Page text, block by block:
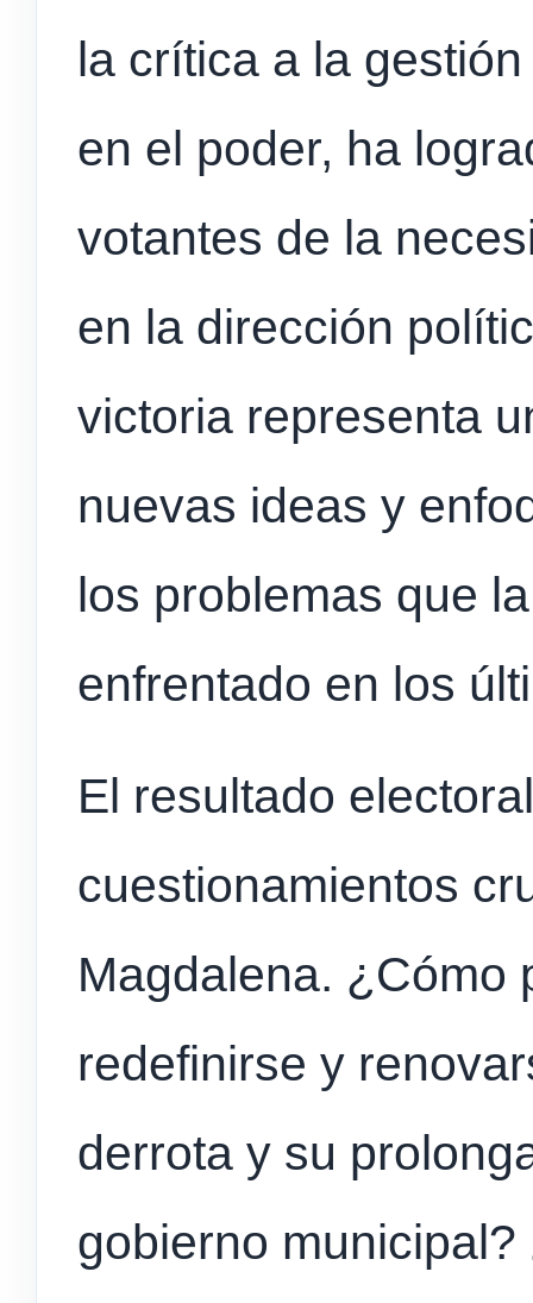
la crítica a la
en el poder, ha
votantes de la
en la dirección
victoria representa
nuevas ideas y
los problemas que
enfrentado en los
El resultado
cuestionamientos
Magdalena. ¿Cómo
redefinirse y
derrota y su
gobierno